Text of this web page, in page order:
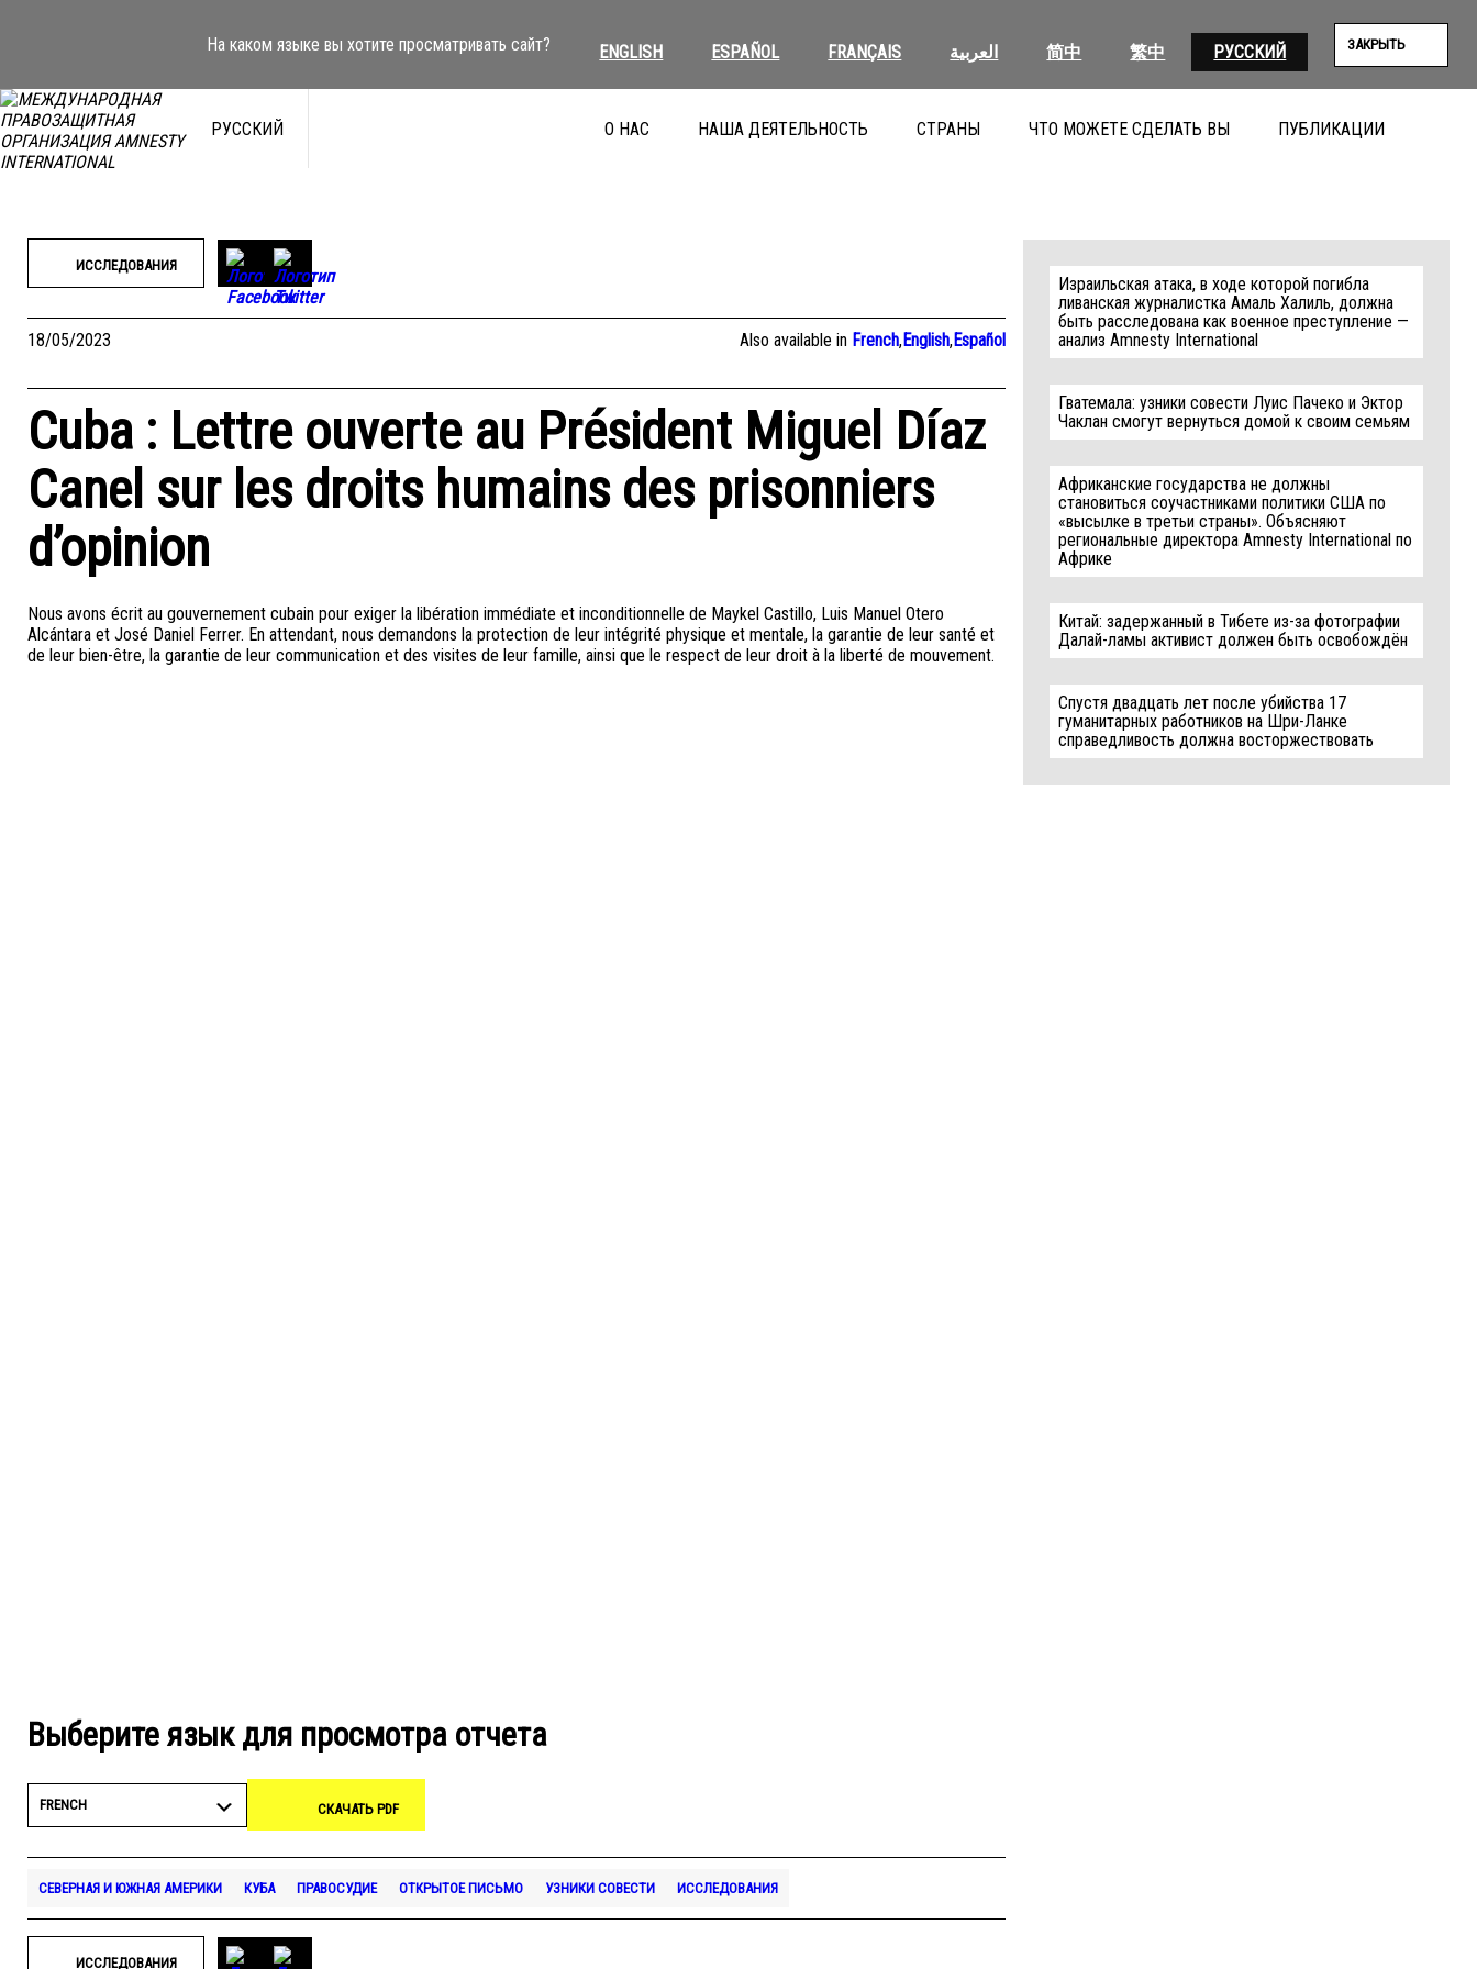
На каком языке вы хотите просматривать сайт? ENGLISH ESPAÑOL FRANÇAIS العربية 简中 繁中 РУССКИЙ ЗАКРЫТЬ
РУССКИЙ О НАС НАША ДЕЯТЕЛЬНОСТЬ СТРАНЫ ЧТО МОЖЕТЕ СДЕЛАТЬ ВЫ ПУБЛИКАЦИИ
ИССЛЕДОВАНИЯ
18/05/2023 Also available in French,English,Español
Cuba : Lettre ouverte au Président Miguel Díaz
Canel sur les droits humains des prisonniers
d’opinion
Nous avons écrit au gouvernement cubain pour exiger la libération immédiate et inconditionnelle de Maykel Castillo, Luis Manuel Otero
Alcántara et José Daniel Ferrer. En attendant, nous demandons la protection de leur intégrité physique et mentale, la garantie de leur santé et
de leur bien-être, la garantie de leur communication et des visites de leur famille, ainsi que le respect de leur droit à la liberté de mouvement.
Выберите язык для просмотра отчета
FRENCH СКАЧАТЬ PDF
СЕВЕРНАЯ И ЮЖНАЯ АМЕРИКИ КУБА ПРАВОСУДИЕ ОТКРЫТОЕ ПИСЬМО УЗНИКИ СОВЕСТИ ИССЛЕДОВАНИЯ
ИССЛЕДОВАНИЯ
Израильская атака, в ходе которой погибла
ливанская журналистка Амаль Халиль, должна
быть расследована как военное преступление —
анализ Amnesty International
Гватемала: узники совести Луис Пачеко и Эктор
Чаклан смогут вернуться домой к своим семьям
Африканские государства не должны
становиться соучастниками политики США по
«высылке в третьи страны». Объясняют
региональные директора Amnesty International по
Африке
Китай: задержанный в Тибете из-за фотографии
Далай-ламы активист должен быть освобождён
Спустя двадцать лет после убийства 17
гуманитарных работников на Шри-Ланке
справедливость должна восторжествовать